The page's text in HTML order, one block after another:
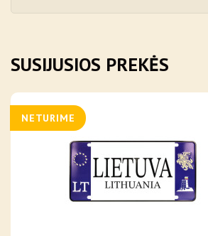
SUSIJUSIOS PREKĖS
NETURIME